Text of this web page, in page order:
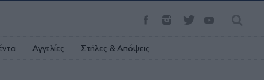
Αγγελίες Στήλες & Απόψεις